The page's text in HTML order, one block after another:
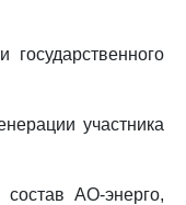
участника
АО-энерго,